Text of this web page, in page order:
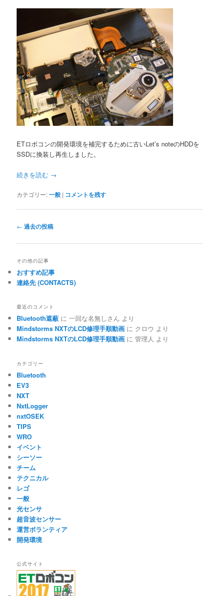
ETロボコンの開発環境を補完するために古いLet’s noteのHDDを
SSDに換装し再生しました。
続きを読む →
カテゴリー:一般 | コメントを残す
投
ナ
ゲ
ー
シ
ン
← 過去の投稿
その他の記事
おすすめ記事
連絡先 (CONTACTS)
最近のコメント
Bluetooth遮蔽 に一回な名無しさん より
Mindstorms NXTのLCD修理手順動画 に クロウ より
Mindstorms NXTのLCD修理手順動画 に管理人 より
カテゴリー
Bluetooth
EV3
NXT
NxtLogger
nxtOSEK
TIPS
WRO
イベント
シーソー
チーム
テクニカル
レゴ
一般
光センサ
超音波センサー
運営ボランティア
開発環境
公式サイト